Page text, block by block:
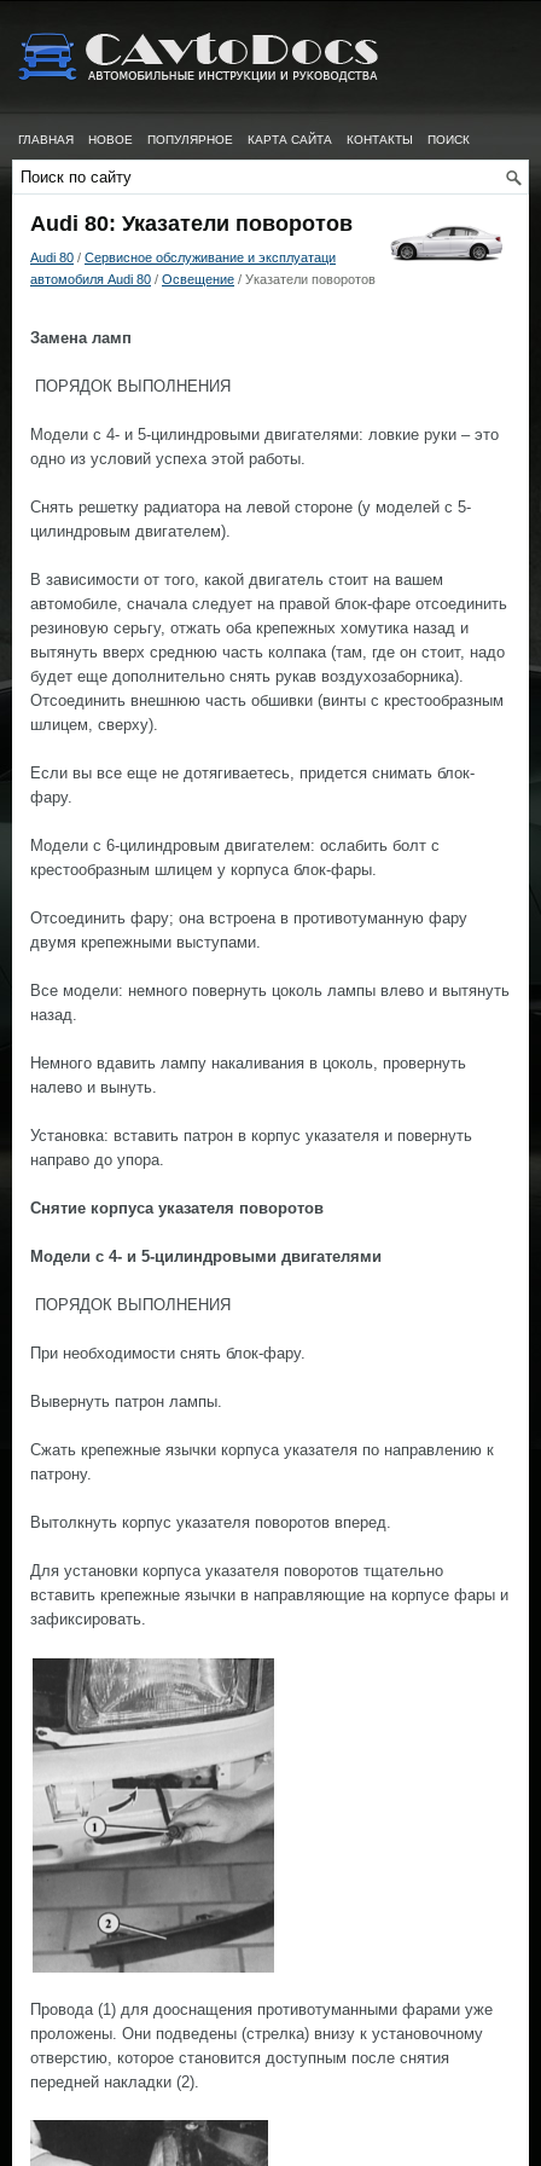
ГЛАВНАЯ НОВОЕ ПОПУЛЯРНОЕ КАРТА САЙТА КОНТАКТЫ ПОИСК
Audi 80: Указатели поворотов
Audi 80 / Сервисное обслуживание и эксплуатаци
автомобиля Audi 80 / Освещение / Указатели поворотов
Замена ламп
ПОРЯДОК ВЫПОЛНЕНИЯ
Модели с 4- и 5-цилиндровыми двигателями: ловкие руки – это
одно из условий успеха этой работы.
Снять решетку радиатора на левой стороне (у моделей с 5-
цилиндровым двигателем).
В зависимости от того, какой двигатель стоит на вашем
автомобиле, сначала следует на правой блок-фаре отсоединить
резиновую серьгу, отжать оба крепежных хомутика назад и
вытянуть вверх среднюю часть колпака (там, где он стоит, надо
будет еще дополнительно снять рукав воздухозаборника).
Отсоединить внешнюю часть обшивки (винты с крестообразным
шлицем, сверху).
Если вы все еще не дотягиваетесь, придется снимать блок-
фару.
Модели с 6-цилиндровым двигателем: ослабить болт с
крестообразным шлицем у корпуса блок-фары.
Отсоединить фару; она встроена в противотуманную фару
двумя крепежными выступами.
Все модели: немного повернуть цоколь лампы влево и вытянуть
назад.
Немного вдавить лампу накаливания в цоколь, провернуть
налево и вынуть.
Установка: вставить патрон в корпус указателя и повернуть
направо до упора.
Снятие корпуса указателя поворотов
Модели с 4- и 5-цилиндровыми двигателями
ПОРЯДОК ВЫПОЛНЕНИЯ
При необходимости снять блок-фару.
Вывернуть патрон лампы.
Сжать крепежные язычки корпуса указателя по направлению к
патрону.
Вытолкнуть корпус указателя поворотов вперед.
Для установки корпуса указателя поворотов тщательно
вставить крепежные язычки в направляющие на корпусе фары и
зафиксировать.
Провода (1) для дооснащения противотуманными фарами уже
проложены. Они подведены (стрелка) внизу к установочному
отверстию, которое становится доступным после снятия
передней накладки (2).